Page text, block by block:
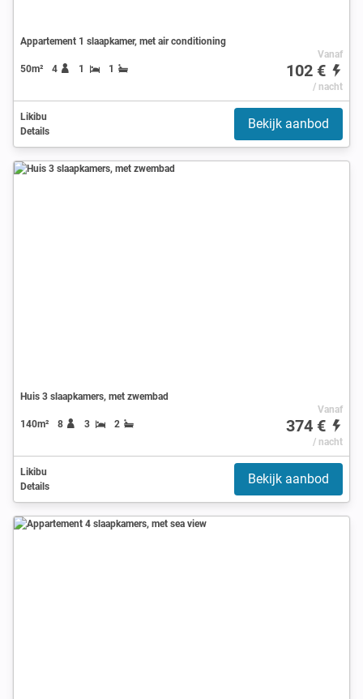
Appartement 1 slaapkamer, met air conditioning
50m² 4 1 1
Vanaf
102 €
/ nacht
Likibu
Details
Bekijk aanbod
Huis 3 slaapkamers, met zwembad
140m² 8 3 2
Vanaf
374 €
/ nacht
Likibu
Details
Bekijk aanbod